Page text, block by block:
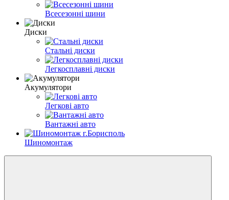
Всесезонні шини
Диски
Стальні диски
Легкосплавні диски
Акумулятори
Легкові авто
Вантажні авто
Шиномонтаж